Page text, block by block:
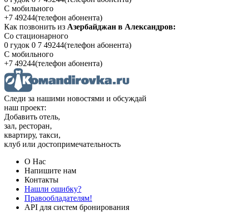
С мобильного
+7 49244(телефон абонента)
Как позвонить из Азербайджан в Александров:
Со стационарного
0 гудок 0 7 49244(телефон абонента)
С мобильного
+7 49244(телефон абонента)
Следи за нашими новостями и обсуждай
наш проект:
Добавить отель,
зал, ресторан,
квартиру, такси,
клуб или достопримечательность
О Нас
Напишите нам
Контакты
Нашли ошибку?
Правообладателям!
API для систем бронирования